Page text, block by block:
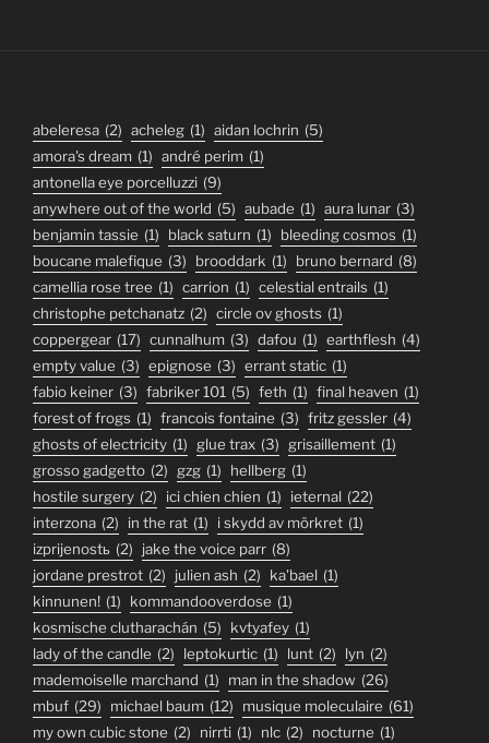
abeleresa (2) acheleg (1) aidan lochrin (5)
amora's dream (1) andré perim (1)
antonella eye porcelluzzi (9)
anywhere out of the world (5) aubade (1) aura lunar (3)
benjamin tassie (1) black saturn (1) bleeding cosmos (1)
boucane malefique (3) brooddark (1) bruno bernard (8)
camellia rose tree (1) carrion (1) celestial entrails (1)
christophe petchanatz (2) circle ov ghosts (1)
coppergear (17) cunnalhum (3) dafou (1) earthflesh (4)
empty value (3) epignose (3) errant static (1)
fabio keiner (3) fabriker 101 (5) feth (1) final heaven (1)
forest of frogs (1) francois fontaine (3) fritz gessler (4)
ghosts of electricity (1) glue trax (3) grisaillement (1)
grosso gadgetto (2) gzg (1) hellberg (1)
hostile surgery (2) ici chien chien (1) ieternal (22)
interzona (2) in the rat (1) i skydd av mörkret (1)
izprijenostь (2) jake the voice parr (8)
jordane prestrot (2) julien ash (2) ka'bael (1)
kinnunen! (1) kommandooverdose (1)
kosmische clutharachán (5) kvtyafey (1)
lady of the candle (2) leptokurtic (1) lunt (2) lyn (2)
mademoiselle marchand (1) man in the shadow (26)
mbuf (29) michael baum (12) musique moleculaire (61)
my own cubic stone (2) nirrti (1) nlc (2) nocturne (1)